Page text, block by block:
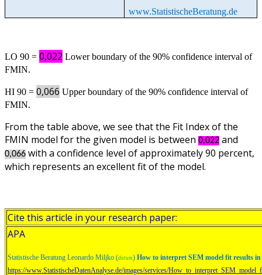
www.StatistischeBeratung.de
LO 90 = 0,022 Lower boundary of the 90% confidence interval of
FMIN.
HI 90 = 0,066 Upper boundary of the 90% confidence interval of
FMIN.
From the table above, we see that the Fit Index of the
FMIN model for the given model is between 0,022 and
0,066 with a confidence level of approximately 90 percent,
which represents an excellent fit of the model.
Cite this article in your research paper:
APA
Statistische Beratung Leonardo Miljko (datum) How to interpret SEM model fit results
https://www.StatistischeDatenAnalyse.de/images/services/